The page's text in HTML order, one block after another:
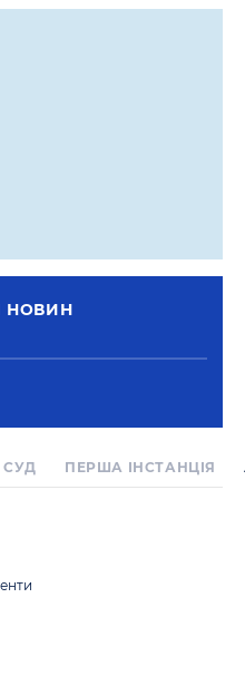
НОВИН
ПЕРША IНСТАНЦIЯ